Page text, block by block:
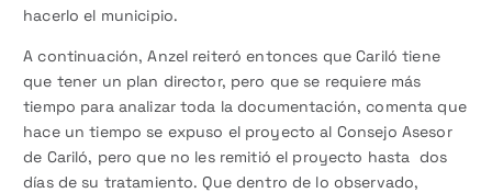
hacerlo el municipio.
A continuación, Anzel reiteró entonces que Cariló tiene
que tener un plan director, pero que se requiere más
tiempo para analizar toda la documentación, comenta que
hace un tiempo se expuso el proyecto al Consejo Asesor
de Cariló, pero que no les remitió el proyecto hasta dos
días de su tratamiento. Que dentro de lo observado,